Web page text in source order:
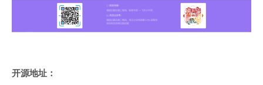
开源地址：